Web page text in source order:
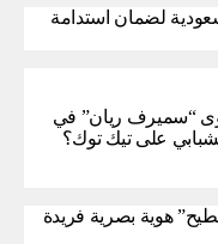
لضمان استدامة
“سميرف ريان” في
على تيك توك؟
هوية بصرية فريدة